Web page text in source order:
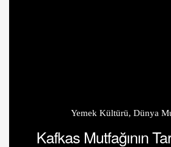
Yemek Kültürü, Dünya
Kafkas Mutfağının